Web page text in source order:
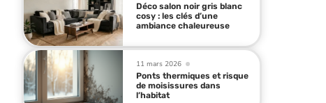
Déco salon noir gris blanc
cosy : les clés d’une
ambiance chaleureuse
11 mars 2026
Ponts thermiques et risque
de moisissures dans
l’habitat